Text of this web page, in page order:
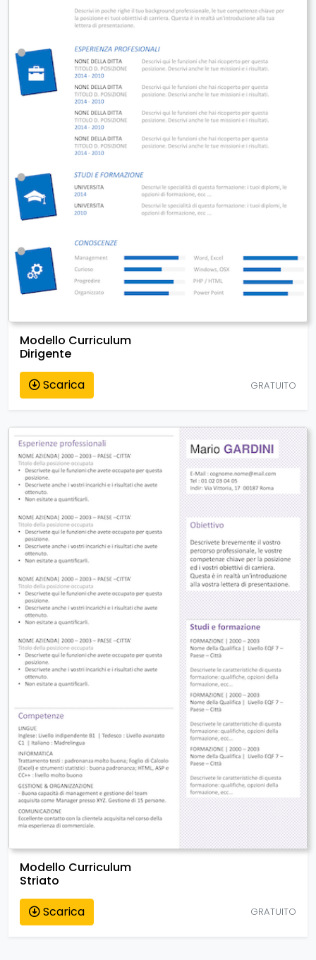
Modello Curriculum
Dirigente
Scarica
GRATUITO
Modello Curriculum
Striato
Scarica
GRATUITO